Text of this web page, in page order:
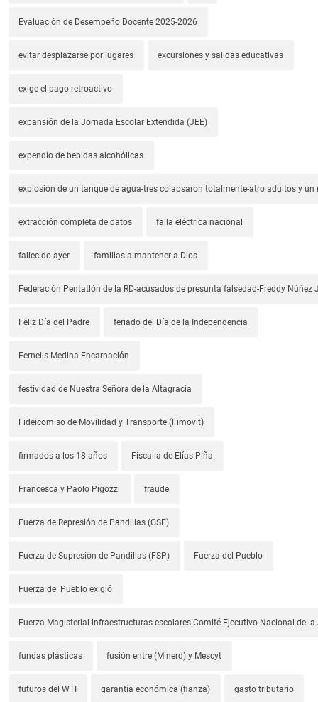
Evaluación de Desempeño Docente 2025-2026
evitar desplazarse por lugares excursiones y salidas educativas
exige el pago retroactivo
expansión de la Jornada Escolar Extendida (JEE)
expendio de bebidas alcohólicas
explosión de un tanque de agua-tres colapsaron totalmente-atro adultos y un
extracción completa de datos falla eléctrica nacional
fallecido ayer familias a mantener a Dios
Federación Pentatlón de la RD-acusados de presunta falsedad-Freddy Núñez
Feliz Día del Padre feriado del Día de la Independencia
Fernelis Medina Encarnación
festividad de Nuestra Señora de la Altagracia
Fideicomiso de Movilidad y Transporte (Fimovit)
firmados a los 18 años Fiscalia de Elías Piña
Francesca y Paolo Pigozzi fraude
Fuerza de Represión de Pandillas (GSF)
Fuerza de Supresión de Pandillas (FSP) Fuerza del Pueblo
Fuerza del Pueblo exigió
Fuerza Magisterial-infraestructuras escolares-Comité Ejecutivo Nacional de la
fundas plásticas fusión entre (Minerd) y Mescyt
futuros del WTI garantía económica (fianza) gasto tributario